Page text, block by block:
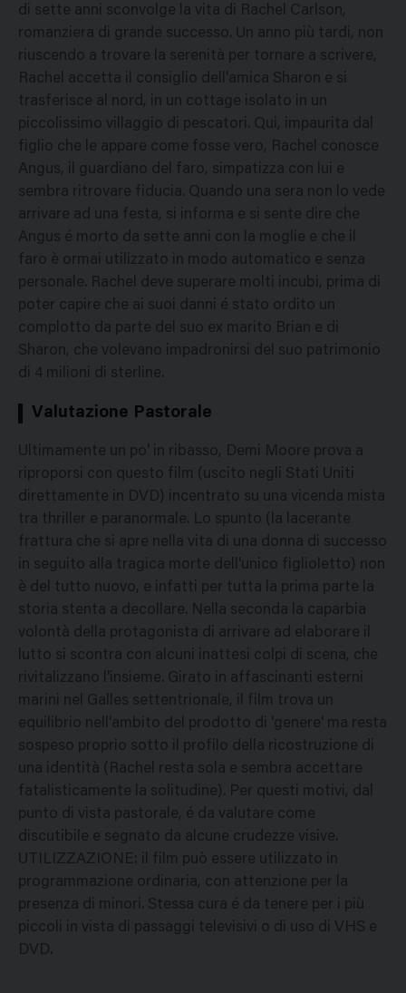
di sette anni sconvolge la vita di Rachel Carlson,
romanziera di grande successo. Un anno più tardi, non
riuscendo a trovare la serenità per tornare a scrivere,
Rachel accetta il consiglio dell'amica Sharon e si
trasferisce al nord, in un cottage isolato in un
piccolissimo villaggio di pescatori. Qui, impaurita dal
figlio che le appare come fosse vero, Rachel conosce
Angus, il guardiano del faro, simpatizza con lui e
sembra ritrovare fiducia. Quando una sera non lo vede
arrivare ad una festa, si informa e si sente dire che
Angus é morto da sette anni con la moglie e che il
faro è ormai utilizzato in modo automatico e senza
personale. Rachel deve superare molti incubi, prima di
poter capire che ai suoi danni é stato ordito un
complotto da parte del suo ex marito Brian e di
Sharon, che volevano impadronirsi del suo patrimonio
di 4 milioni di sterline.
Valutazione Pastorale
Ultimamente un po' in ribasso, Demi Moore prova a
riproporsi con questo film (uscito negli Stati Uniti
direttamente in DVD) incentrato su una vicenda mista
tra thriller e paranormale. Lo spunto (la lacerante
frattura che si apre nella vita di una donna di successo
in seguito alla tragica morte dell'unico figlioletto) non
è del tutto nuovo, e infatti per tutta la prima parte la
storia stenta a decollare. Nella seconda la caparbia
volontà della protagonista di arrivare ad elaborare il
lutto si scontra con alcuni inattesi colpi di scena, che
rivitalizzano l'insieme. Girato in affascinanti esterni
marini nel Galles settentrionale, il film trova un
equilibrio nell'ambito del prodotto di 'genere' ma resta
sospeso proprio sotto il profilo della ricostruzione di
una identità (Rachel resta sola e sembra accettare
fatalisticamente la solitudine). Per questi motivi, dal
punto di vista pastorale, é da valutare come
discutibile e segnato da alcune crudezze visive.
UTILIZZAZIONE: il film può essere utilizzato in
programmazione ordinaria, con attenzione per la
presenza di minori. Stessa cura é da tenere per i più
piccoli in vista di passaggi televisivi o di uso di VHS e
DVD.